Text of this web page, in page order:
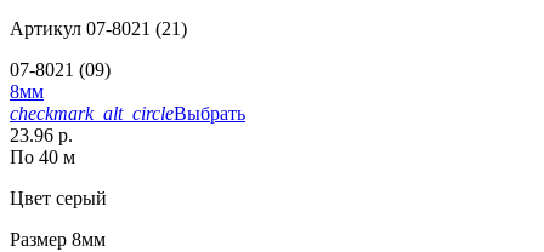
Артикул 07-8021 (21)
07-8021 (09)
8мм
checkmark_alt_circleВыбрать
23.96 р.
По 40 м
Цвет серый
Размер 8мм